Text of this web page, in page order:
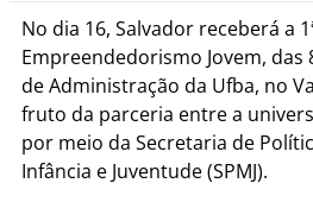
No dia 16, Salvador receberá a
Empreendedorismo Jovem, das
de Administração da Ufba, no
fruto da parceria entre a
por meio da Secretaria de
Infância e Juventude (SPMJ).